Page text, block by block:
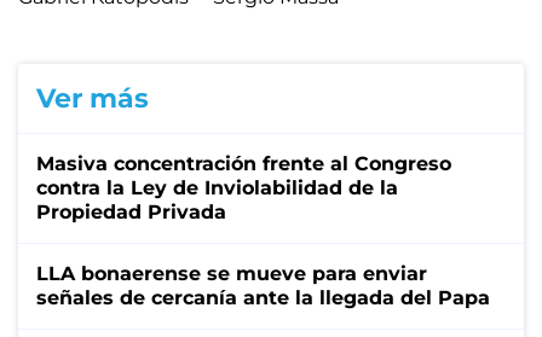
Ver más
Masiva concentración frente al Congreso
contra la Ley de Inviolabilidad de la
Propiedad Privada
LLA bonaerense se mueve para enviar
señales de cercanía ante la llegada del Papa